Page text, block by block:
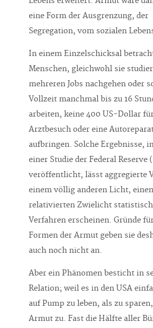
eine Form der Ausgrenzung, der
Segregation, vom sozialen
In einem Einzelschicksal
Menschen, gleichwohl sie
mehreren Jobs nachgehen oder
Vollzeit manchmal bis zu 16
arbeiten, keine 400 US-Dollar
Arztbesuch oder eine
aufbringen. Solche Ergebnisse,
einer Studie der Federal Reserve
veröffentlicht, lässt aggregierte
einem völlig anderen Licht,
relativierten Zwielicht
Verfahren erscheinen. Gründe
Formen der Armut geben sie
auch noch nicht an.
Aber ein Phänomen besticht in
Relation; weil es in den USA
auf Pump zu leben, als zu
Armut zu. Fast die Hälfte aller